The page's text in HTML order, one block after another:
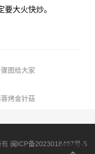
大火快炒。
图给大家
烤金针菇
闽ICP备2023018497号-5